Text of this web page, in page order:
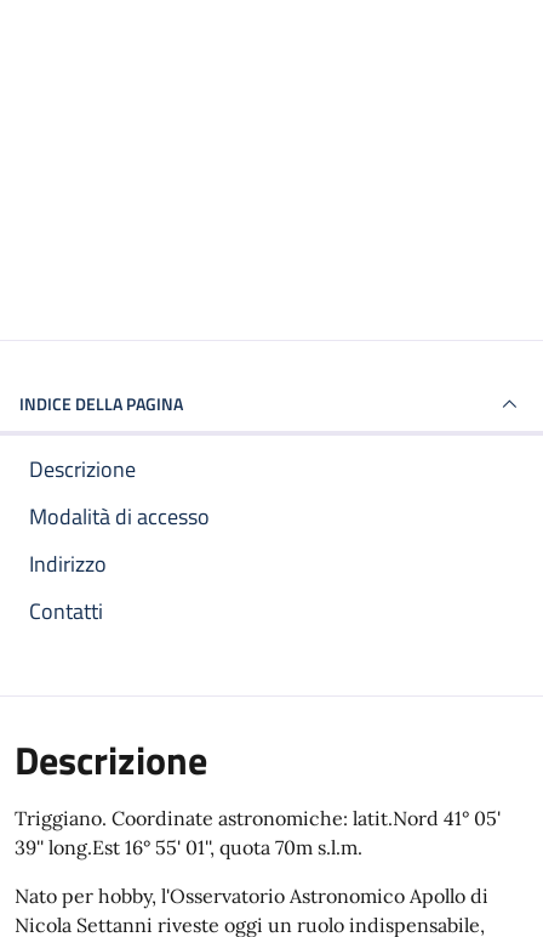
INDICE DELLA PAGINA
Descrizione
Modalità di accesso
Indirizzo
Contatti
Descrizione
Triggiano. Coordinate astronomiche: latit.Nord 41° 05'
39'' long.Est 16° 55' 01'', quota 70m s.l.m.
Nato per hobby, l'Osservatorio Astronomico Apollo di
Nicola Settanni riveste oggi un ruolo indispensabile,